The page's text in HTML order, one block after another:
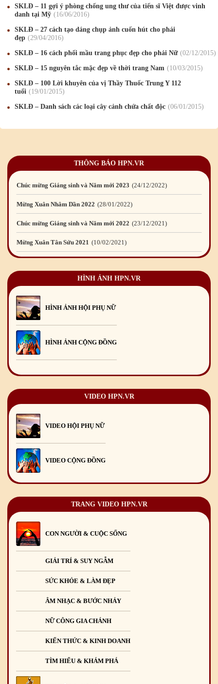
SKLĐ – 11 gợi ý phòng chống ung thư của tiến sĩ Việt được vinh
danh tại Mỹ
16/06/2016
SKLĐ – 27 cách tạo dáng chụp ảnh cuốn hút cho phái
đẹp
29/04/2016
SKLĐ – 16 cách phối mầu trang phục đẹp cho phái Nữ 02/12/2015
SKLĐ – 15 nguyên tắc mặc đẹp về thời trang Nam 10/03/2015
SKLĐ – 100 Lời khuyên của vị Thầy Thuốc Trung Y 112
tuổi
19/01/2015
SKLĐ – Danh sách các loại cây cảnh chứa chất độc 06/01/2015
THÔNG BÁO HPN.VR
Chúc mừng Giáng sinh và Năm mới 2020
Mừng Xuân Kỷ Hợi 2019 03/02/2019
Chúc mừng Giáng sinh và Năm mới 2019 22 /12/2018
Mừng Xuân Bính Ngọ 2026 15/02/2026
Chúc mừng Giáng sinh và Năm mới 2026
Chúc mừng Giáng sinh và Năm mới 2025 24 /12/2024
Mừng Xuân Giáp Thìn 2024 09/02/2024
Mừng Xuân Quý Mão 2023 14/01/2023
Chúc mừng Giáng sinh và Năm mới 2023 24/12/2022
Mừng Xuân Nhâm Dần 2022 28/01/2022
Chúc mừng Giáng sinh và Năm mới 2022 23/12/2021
Mừng Xuân Tân Sửu 2021 10/02/2021
Mừng Xuân Canh Tý 2020 22/01/2020
Chúc mừng Giáng sinh và Năm mới 2020
Mừng Xuân Kỷ Hợi 2019
Chúc mừng Giáng sinh và Năm mới 2019
Mừng Xuân Bính Ngọ 2026
Chúc mừng Giáng sinh và Năm mới 2026 24/12/2025
Chúc mừng Giáng sinh và Năm mới 2025
Mừng Xuân Giáp Thìn 2024
HÌNH ẢNH HPN.VR
HÌNH ẢNH HỘI PHỤ NỮ
HÌNH ẢNH CỘNG ĐỒNG
VIDEO HPN.VR
VIDEO HỘI PHỤ NỮ
VIDEO CỘNG ĐỒNG
TRANG VIDEO HPN.VR
CON NGƯỜI & CUỘC SỐNG
GIẢI TRÍ & SUY NGẪM
SỨC KHỎE & LÀM ĐẸP
ÂM NHẠC & BƯỚC NHẢY
NỮ CÔNG GIA CHÁNH
KIẾN THỨC & KINH DOANH
TÌM HIỂU & KHÁM PHÁ